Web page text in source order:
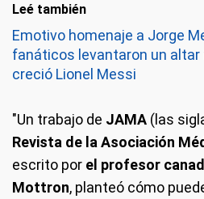
Leé también
Emotivo homenaje a Jorge
fanáticos levantaron un
creció Lionel Messi
"Un trabajo de JAMA (las
Revista de la Asociación
escrito por el profesor
Mottron, planteó cómo